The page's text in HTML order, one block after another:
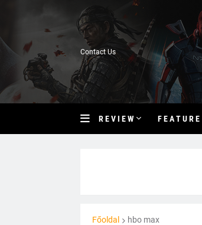
Contact Us
R E V I E W F E A T U R E
Főoldal hbo max